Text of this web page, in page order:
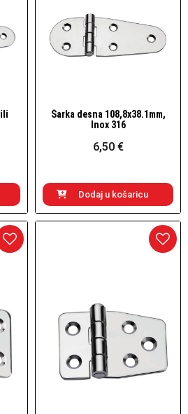
Brzi pogled
Šarka desna 108,8x38.1mm,
Inox 316
6,50 €
Dodaj u košaricu